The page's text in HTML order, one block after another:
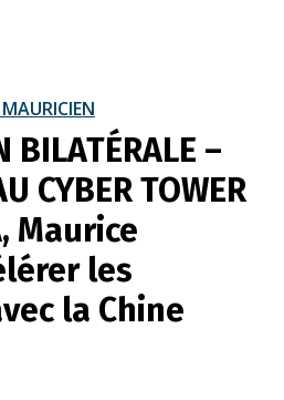
BILATÉRALE –
CYBER TOWER
Maurice
les
la Chine